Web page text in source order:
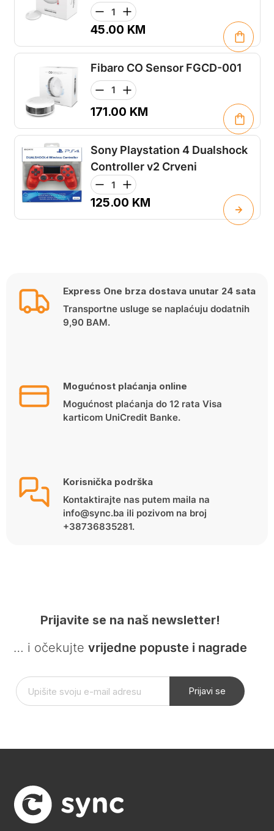
45.00 KM
Fibaro CO Sensor FGCD-001
171.00 KM
Sony Playstation 4 Dualshock
Controller v2 Crveni
125.00 KM
Express One brza dostava unutar 24 sata
Transportne usluge se naplaćuju dodatnih
9,90 BAM.
Mogućnost plaćanja online
Mogućnost plaćanja do 12 rata Visa
karticom UniCredit Banke.
Korisnička podrška
Kontaktirajte nas putem maila na
info@sync.ba ili pozivom na broj
+38736835281.
Prijavite se na naš newsletter!
… i očekujte vrijedne popuste i nagrade
Prijavi se